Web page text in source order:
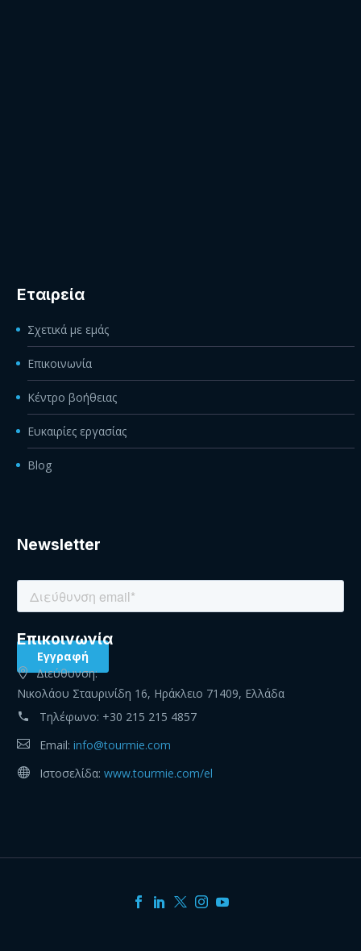
Εταιρεία
Σχετικά με εμάς
Επικοινωνία
Κέντρο βοήθειας
Ευκαιρίες εργασίας
Blog
Newsletter
Eπικοινωνία
Διεύθυνση:
Νικολάου Σταυρινίδη 16, Ηράκλειο 71409, Ελλάδα
Τηλέφωνο: +30 215 215 4857
Email: info@tourmie.com
Ιστοσελίδα: www.tourmie.com/el